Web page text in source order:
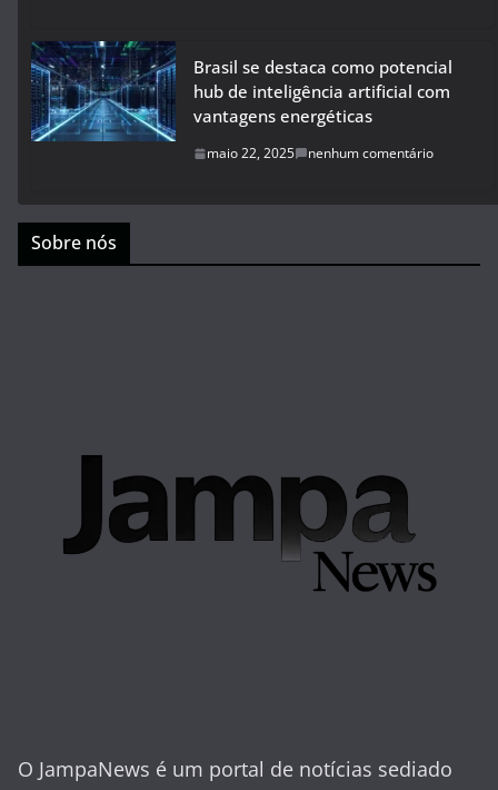
Brasil se destaca como potencial
hub de inteligência artificial com
vantagens energéticas
maio 22, 2025 nenhum comentário
Sobre nós
O JampaNews é um portal de notícias sediado